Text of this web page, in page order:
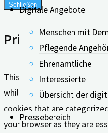
Digitale Angebote
Menschen mit
Pflegende
Ehrenamtliche
Interessierte
Übersicht der
Pressebereich
Schließen
Privacy Overview
This website uses cookies
while you navigate through
cookies that are
your browser as they are